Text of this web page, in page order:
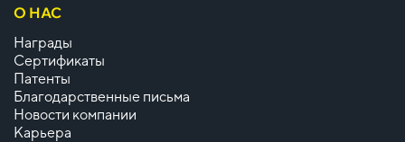
О НАС
Награды
Сертификаты
Патенты
Благодарственные письма
Новости компании
Карьера